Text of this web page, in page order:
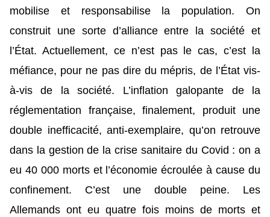
mobilise et responsabilise la population. On
construit une sorte d’alliance entre la société et
l’État. Actuellement, ce n’est pas le cas, c’est la
méfiance, pour ne pas dire du mépris, de l’État vis-
à-vis de la société. L’inflation galopante de la
réglementation française, finalement, produit une
double inefficacité, anti-exemplaire, qu’on retrouve
dans la gestion de la crise sanitaire du Covid : on a
eu 40 000 morts et l’économie écroulée à cause du
confinement. C’est une double peine. Les
Allemands ont eu quatre fois moins de morts et